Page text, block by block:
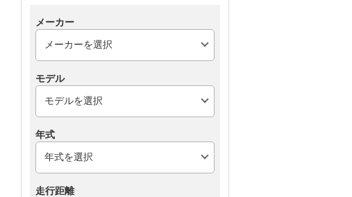
メーカー
モデル
年式
走行距離